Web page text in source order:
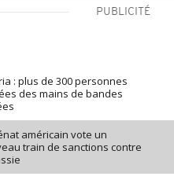
PUBLICITÉ
: plus de 300 personnes
des mains de bandes
américain vote un
train de sanctions contre